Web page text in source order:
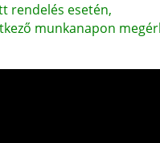
rendelés esetén,
munkanapon